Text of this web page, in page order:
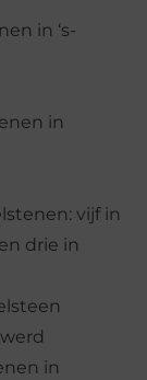
in ‘s-
in
vijf in
drie in
in